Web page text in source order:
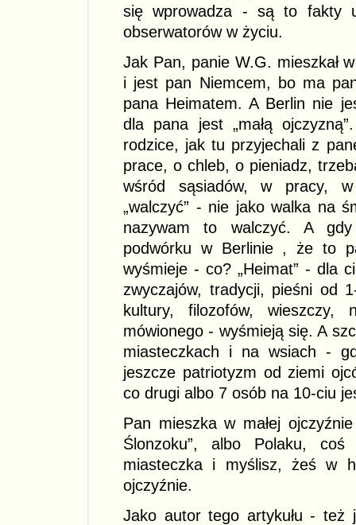
się wprowadza - są to fakty
obserwatorów w życiu.
Jak Pan, panie W.G. mieszkał
i jest pan Niemcem, bo ma
pana Heimatem. A Berlin nie
dla pana jest „małą
rodzice, jak tu przyjechali z
prace, o chleb, o pieniadz,
wśród sąsiadów, w pracy,
„walczyć” - nie jako walka na
nazywam to walczyć. A
podwórku w Berlinie , że to
wyśmieje - co? „Heimat” - dla
zwyczajów, tradycji, pieśni od
kultury, filozofów,
mówionego - wyśmieją się. A
miasteczkach i na wsiach -
jeszcze patriotyzm od ziemi
co drugi albo 7 osób na 10-ciu
Pan mieszka w małej
Ślonzoku”, albo Polaku,
miasteczka i myślisz, żeś w
ojczyźnie.
Jako autor tego artykułu - też